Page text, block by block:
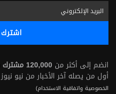
انضم إلى أكثر من 120,000 مشترك
أول من يصله آخر الأخبار من نيو نيوز
الخصوصية واتفاقية الاستخدام)